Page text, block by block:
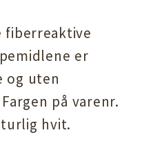
fiberreaktive
er
og uten
på varenr.
hvit.